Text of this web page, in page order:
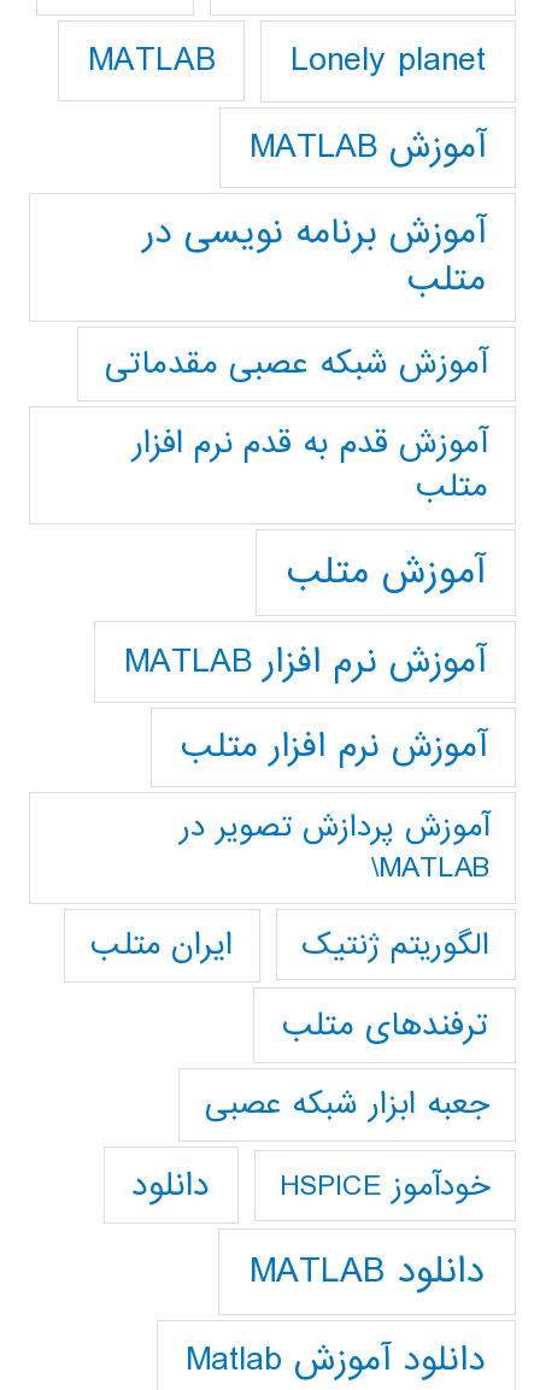
Lonely planet
MATLAB
آموزش MATLAB
آموزش برنامه نویسی در
متلب
آموزش شبکه عصبی مقدماتی
آموزش قدم به قدم نرم افزار
متلب
آموزش متلب
آموزش نرم افزار MATLAB
آموزش نرم افزار متلب
آموزش پردازش تصوير در
MATLAB\
الگوریتم ژنتیک
ایران متلب
ترفندهای متلب
جعبه ابزار شبکه عصبی
خودآموز HSPICE دانلود
دانلود MATLAB
دانلود آموزش Matlab